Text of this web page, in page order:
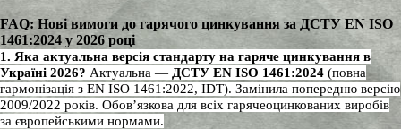
FAQ: Нові вимоги до гарячого цинкування за ДСТУ EN ISO
1461:2024 у 2026 році
1. Яка актуальна версія стандарту на гаряче цинкування в
Україні 2026? Актуальна — ДСТУ EN ISO 1461:2024 (повна
гармонізація з EN ISO 1461:2022, IDT). Замінила попередню версію
2009/2022 років. Обов’язкова для всіх гарячеоцинкованих виробів
за європейськими нормами.